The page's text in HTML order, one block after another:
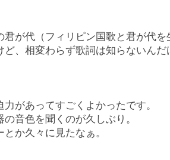
君が代（フィリピン国歌と君が代
ど、相変わらず歌詞は知らないん
力があってすごくよかったです。
の音色を聞くのが久しぶり。
か久々に見たなぁ。